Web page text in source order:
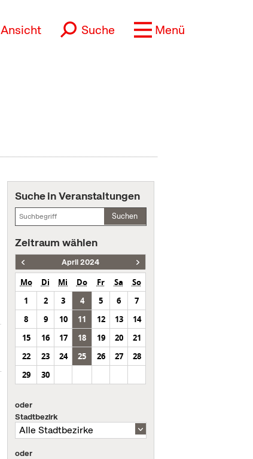
Ansicht Suche Menü
Suche in Veranstaltungen
Suchen
Zeitraum wählen
April 2024
Mo Di Mi Do Fr Sa
So
1
2 3 4 5 6
7
8
9 10 11 12 13
14
15
16 17 18 19 20
21
22
23 24 25 26 27
28
29
30
oder
Stadtbezirk
oder